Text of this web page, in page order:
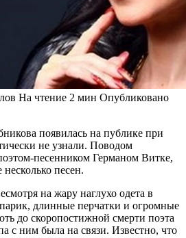
На чтение 2 мин Опубликовано
появилась на публике при
не узнали. Поводом
песенником Германом Витке,
песен.
на жару наглухо одета в
длинные перчатки и огромные
до скоропостижной смерти поэта
с ним была на связи. Известно, что